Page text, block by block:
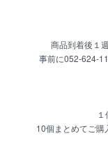
商品到着後１
事前に052-624-
10個まとめてご購